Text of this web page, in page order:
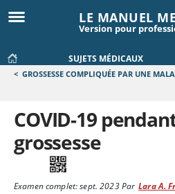
LE MANUEL
Version pour
SUJETS MÉDICAUX
< GROSSESSE COMPLIQUÉE PAR UNE
COVID-19
grossesse
Examen complet:sept. 2023Par Lara A.